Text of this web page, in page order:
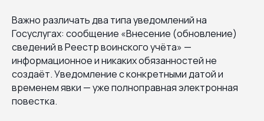
Важно различать два типа уведомлений на
Госуслугах: сообщение «Внесение (обновление)
сведений в Реестр воинского учёта» —
информационное и никаких обязанностей не
создаёт. Уведомление с конкретными датой и
временем явки — уже полноправная электронная
повестка.